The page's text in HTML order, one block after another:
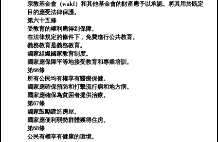
宗教基金會（wakf）和其他基金會的財產應予以承認。將其用於既定
目的應受法律保護。
第六十五條
受教育的權利應得到保障。
在法律規定的條件下，免費進行公共教育。
義務教育是義務教育。
國家組織國家教育制度。
國家應保障平等地接受教育和專業培訓。
第66條
所有公民均有權享有醫療保健。
國家應確保預防和打擊流行病和地方病。
國家應確保為貧困者提供治療。
第67條
國家鼓勵建造房屋。
國家應便利弱勢群體獲得住房。
第68條
公民有權享有健康的環境。